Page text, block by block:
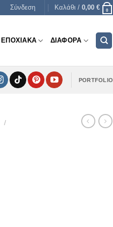
Σύνδεση Καλάθι / 0,00 € 0
ΕΠΟΧΙΑΚΑ ΔΙΑΦΟΡΑ
PORTFOLIO
/